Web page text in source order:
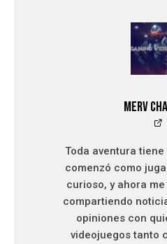
Merv
Toda aventura
comenzó como
curioso, y ahora
compartiendo
opiniones con
videojuegos tanto